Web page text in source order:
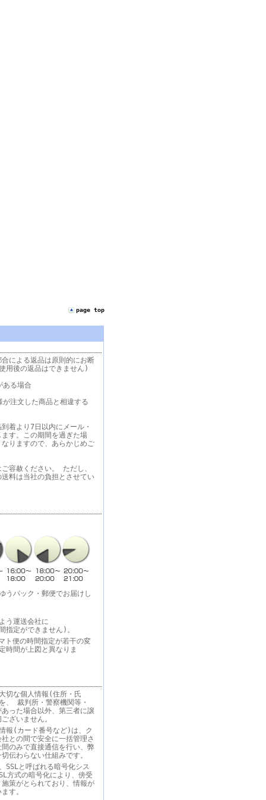
page top
による返品は原則的にお断
用後の返品はできません)
ある場合
注文した商品と相違する
着より7日以内にメール・
す。この期間を過ぎた場
りますので、あらかじめご
容赦ください。 ただし、
料は当社の負担とさせてい
うパック・郵便でお届けし
う運送会社に
指定ができません)。
ト便の時間指定が若干の変
時間が上図と異なりま
切な個人情報(住所・氏
、 裁判所・警察機関等・
った場合以外、第三者に譲
ざいません。
報(カード番号など)は、ク
との間で安全に一括管理さ
のみで直接通信を行い、弊
伝わらない仕組みです。
SSLと呼ばれる暗号化シス
方式の暗号化により、傍受
策がとられており、情報が
す。